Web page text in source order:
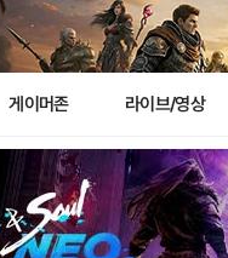
게이머존 라이브/영상